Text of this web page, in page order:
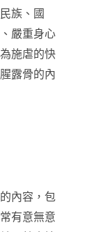
族、國
嚴重身心
施虐的快
露骨的內
內容，包
有意無意